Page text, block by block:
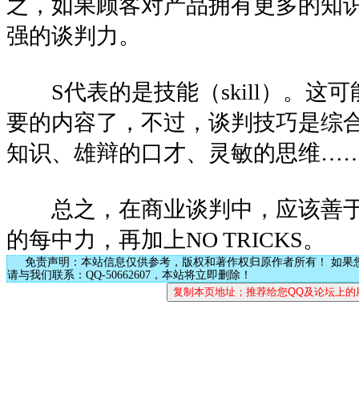
之，如果顾客对产品拥有更多的知
强的谈判力。
S代表的是技能（skill）。这可
要的内容了，不过，谈判技巧是综
知识、雄辩的口才、灵敏的思维
总之，在商业谈判中，应该善于
的每中力，再加上NO TRICKS。
免责声明：本站信息仅供参考，版权和著作权归原作者所有！ 如果
请与我们联系：QQ-50662607，本站将立即删除！